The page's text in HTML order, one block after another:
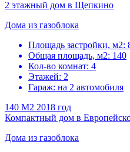
2 этажный дом в Щепкино
Дома из газоблока
Площадь застройки, м2:
Общая площадь, м2: 140
Кол-во комнат: 4
Этажей: 2
Гараж: на 2 автомобиля
140 M2 2018 год
Компактный дом в
Дома из газоблока